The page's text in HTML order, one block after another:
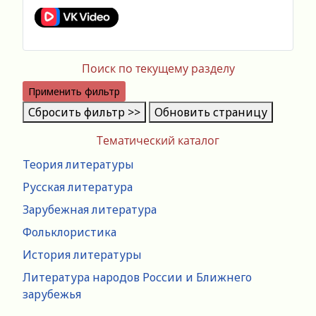
Тематический каталог
Теория литературы
Русская литература
Зарубежная литература
Фольклористика
История литературы
Литература народов России и Ближнего
зарубежья
Поиск по текущему разделу
Применить фильтр
Сбросить фильтр >> Обновить страницу